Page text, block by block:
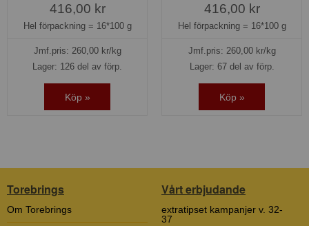
416,00 kr
Hel förpackning = 16*100 g
Jmf.pris: 260,00kr/kg
Lager: 126 del av förp.
Köp »
416,00 kr
Hel förpackning = 16*100 g
Jmf.pris: 260,00kr/kg
Lager: 67 del av förp.
Köp »
Torebrings
Om Torebrings
Vårt erbjudande
extratipset kampanjer v. 32-
37